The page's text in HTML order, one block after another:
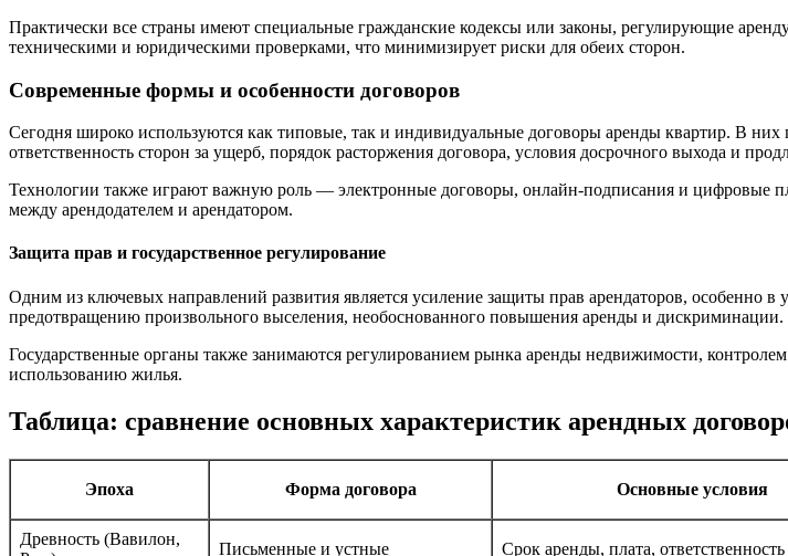
Практически все страны имеют специальные гражданские кодексы или законы, регулирующие
техническими и юридическими проверками, что минимизирует риски для обеих сторон.
Современные формы и особенности договоров
Сегодня широко используются как типовые, так и индивидуальные договоры аренды квартир. В
ответственность сторон за ущерб, порядок расторжения договора, условия досрочного выхода и
Технологии также играют важную роль — электронные договоры, онлайн-подписания и цифровые
между арендодателем и арендатором.
Защита прав и государственное регулирование
Одним из ключевых направлений развития является усиление защиты прав арендаторов, особенно
предотвращению произвольного выселения, необоснованного повышения аренды и дискриминации.
Государственные органы также занимаются регулированием рынка аренды недвижимости,
использованию жилья.
Таблица: сравнение основных характеристик арендных
Эпоха Форма договора Основные условия
Древность (Вавилон,
Письменные и устные Срок аренды, плата, ответственность